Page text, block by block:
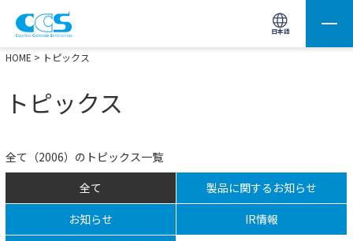
日本語
画像処理用の製品検索 サイト内検索(Enterで実行)
HOME > トピックス
トピックス
全て（2006）のトピックス一覧
全て
製品に関するお知らせ
お知らせ
IR情報